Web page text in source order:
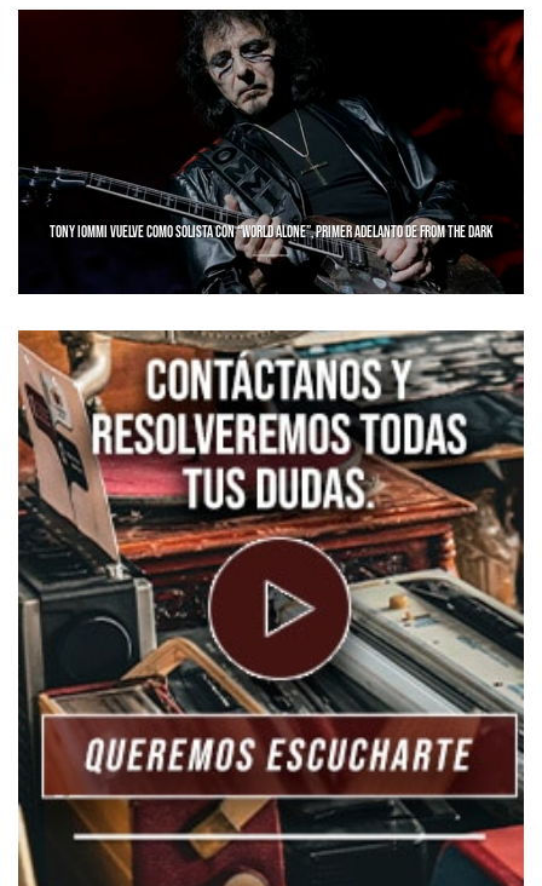
TONY IOMMI VUELVE COMO SOLISTA CON “WORLD ALONE”, PRIMER ADELANTO DE FROM THE DARK